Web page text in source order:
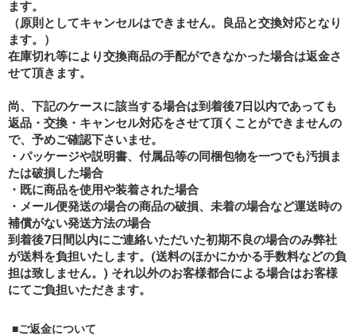
ます。
（原則としてキャンセルはできません。良品と交換対応となり
ます。）
在庫切れ等により交換商品の手配ができなかった場合は返金さ
せて頂きます。
尚、下記のケースに該当する場合は到着後7日以内であっても
返品・交換・キャンセル対応をさせて頂くことができませんの
で、予めご確認下さいませ。
・パッケージや説明書、付属品等の同梱包物を一つでも汚損ま
たは破損した場合
・既に商品を使用や装着された場合
・メール便発送の場合の商品の破損、未着の場合など運送時の
補償がない発送方法の場合
到着後7日間以内にご連絡いただいた初期不良の場合のみ弊社
が送料を負担いたします。(送料のほかにかかる手数料などの負
担は致しません。) それ以外のお客様都合による場合はお客様
にてご負担いただきます。
■ご返金について